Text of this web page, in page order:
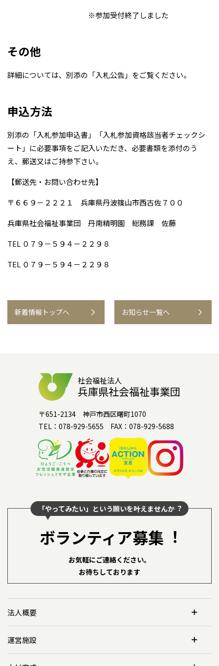
※参加受付終了しました
その他
詳細については、別添の「入札公告」をご覧ください。
申込方法
別添の「入札参加申込書」「入札参加資格該当者チェックシ
ート」に必要事項をご記入いただき、必要書類を添付のう
え、郵送又はご持参下さい。
【郵送先・お問い合わせ先】
〒６６９－２２２１ 兵庫県丹波篠山市西古佐７００
兵庫県社会福祉事業団 丹南精明園 総務課 佐藤
TEL ０７９－５９４－２２９８
TEL ０７９－５９４－２２９８
新着情報トップへ お知らせ一覧へ
社会福祉法人
兵庫県社会福祉事業団
〒651-2134 神戸市西区曙町1070
TEL：078-929-5655 FAX：078-929-5688
「やってみたい」という願いを叶えませんか︖
ボランティア募集︕
お気軽にご連絡ください。
お待ちしております
法人概要
運営施設